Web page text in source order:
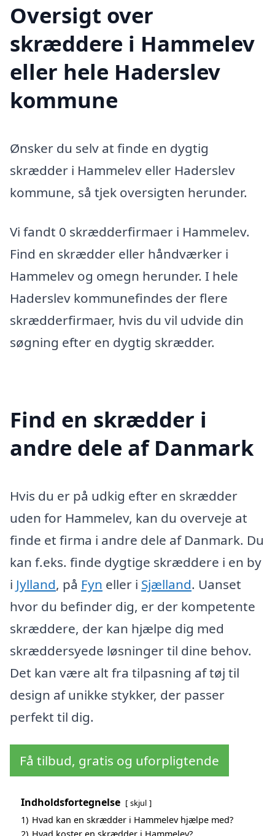
Oversigt over
skræddere i Hammelev
eller hele Haderslev
kommune
Ønsker du selv at finde en dygtig
skrædder i Hammelev eller Haderslev
kommune, så tjek oversigten herunder.
Vi fandt 0 skrædderfirmaer i Hammelev.
Find en skrædder eller håndværker i
Hammelev og omegn herunder. I hele
Haderslev kommunefindes der flere
skrædderfirmaer, hvis du vil udvide din
søgning efter en dygtig skrædder.
Find en skrædder i
andre dele af Danmark
Hvis du er på udkig efter en skrædder
uden for Hammelev, kan du overveje at
finde et firma i andre dele af Danmark. Du
kan f.eks. finde dygtige skræddere i en by
i Jylland, på Fyn eller i Sjælland. Uanset
hvor du befinder dig, er der kompetente
skræddere, der kan hjælpe dig med
skræddersyede løsninger til dine behov.
Det kan være alt fra tilpasning af tøj til
design af unikke stykker, der passer
perfekt til dig.
Få tilbud, gratis og uforpligtende
Indholdsfortegnelse skjul
1) Hvad kan en skrædder i Hammelev hjælpe med?